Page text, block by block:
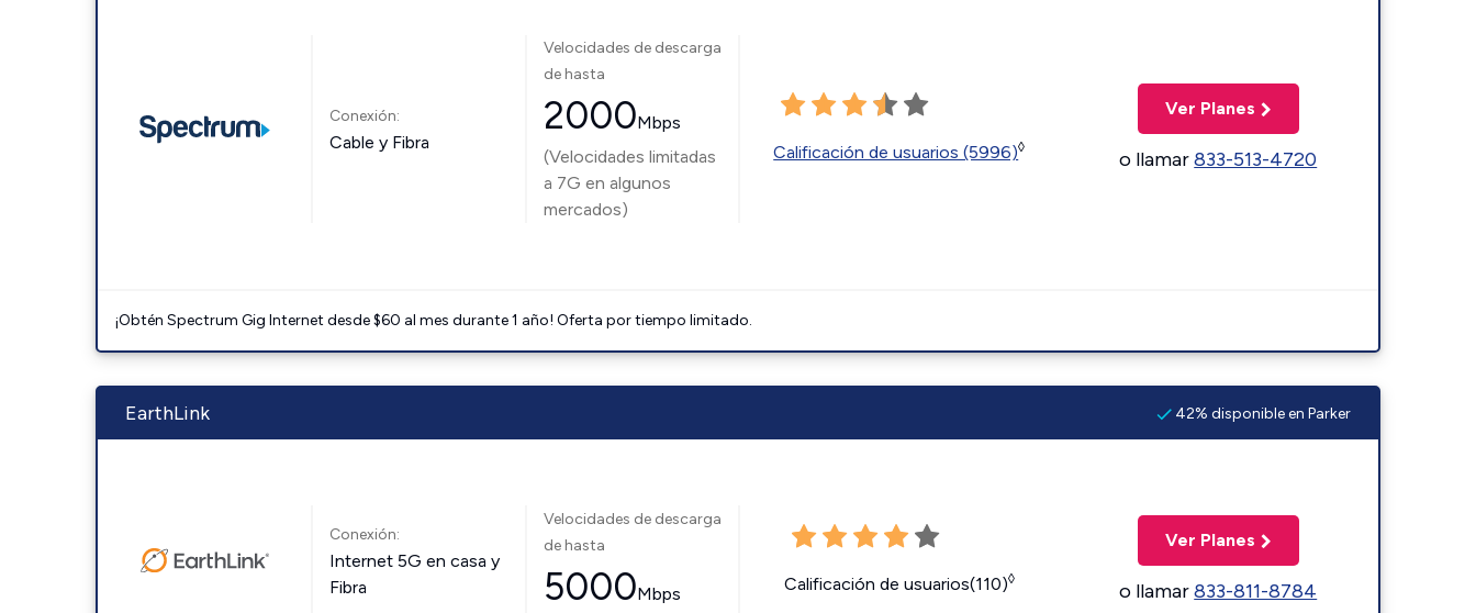
Conexión:
Cable y Fibra
Velocidades de descarga
de hasta
2000Mbps
(Velocidades limitadas
a 7G en algunos
mercados)
Calificación de usuarios (5996)◊
Ver Planes
o llamar833-513-4720
¡Obtén Spectrum Gig Internet desde $60 al mes durante 1 año! Oferta por tiempo limitado.
EarthLink 42% disponible en Parker
Conexión:
Internet 5G en casa y
Fibra
Velocidades de descarga
de hasta
5000Mbps Calificación de usuarios(110)◊
Ver Planes
o llamar833-811-8784